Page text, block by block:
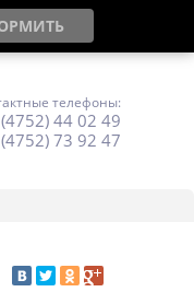
телефоны:
44 02 49
73 92 47